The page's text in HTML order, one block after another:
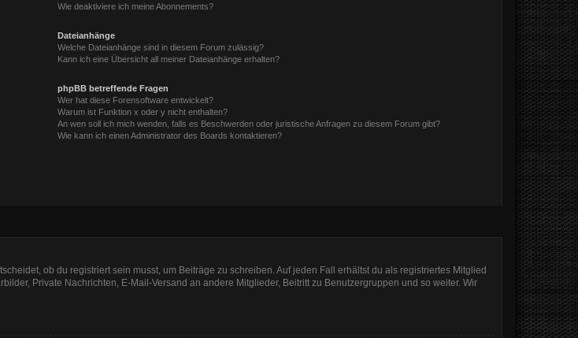
Wie deaktiviere ich meine Abonnements?
Dateianhänge
Welche Dateianhänge sind in diesem Forum zulässig?
Kann ich eine Übersicht all meiner Dateianhänge erhalten?
phpBB betreffende Fragen
Wer hat diese Forensoftware entwickelt?
Warum ist Funktion x oder y nicht enthalten?
An wen soll ich mich wenden, falls es Beschwerden oder juristische Anfragen zu diesem Forum gibt?
Wie kann ich einen Administrator des Boards kontaktieren?
ob du registriert sein musst, um Beiträge zu schreiben. Auf jeden Fall erhältst du als registriertes Mitglied
Private Nachrichten, E-Mail-Versand an andere Mitglieder, Beitritt zu Benutzergruppen und so weiter. Wir